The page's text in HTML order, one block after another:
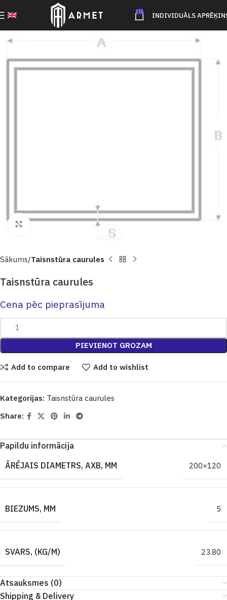
155 INDIVIDUĀLS
Click to enlarge
Sākums Taisnstūra caurules
Taisnstūra caurules
Cena pēc pieprasījuma
PIEVIENOT GROZAM
Add to compare Add to wishlist
Kategorijas: Taisnstūra caurules
Share:
Papildu informācija
ĀRĒJAIS DIAMETRS, AXB, MM
200×120
BIEZUMS, MM 5
SVARS, (KG/M) 23.80
Atsauksmes (0)
Shipping & Delivery